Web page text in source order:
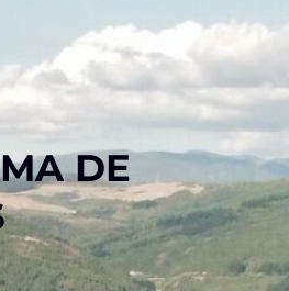
DE